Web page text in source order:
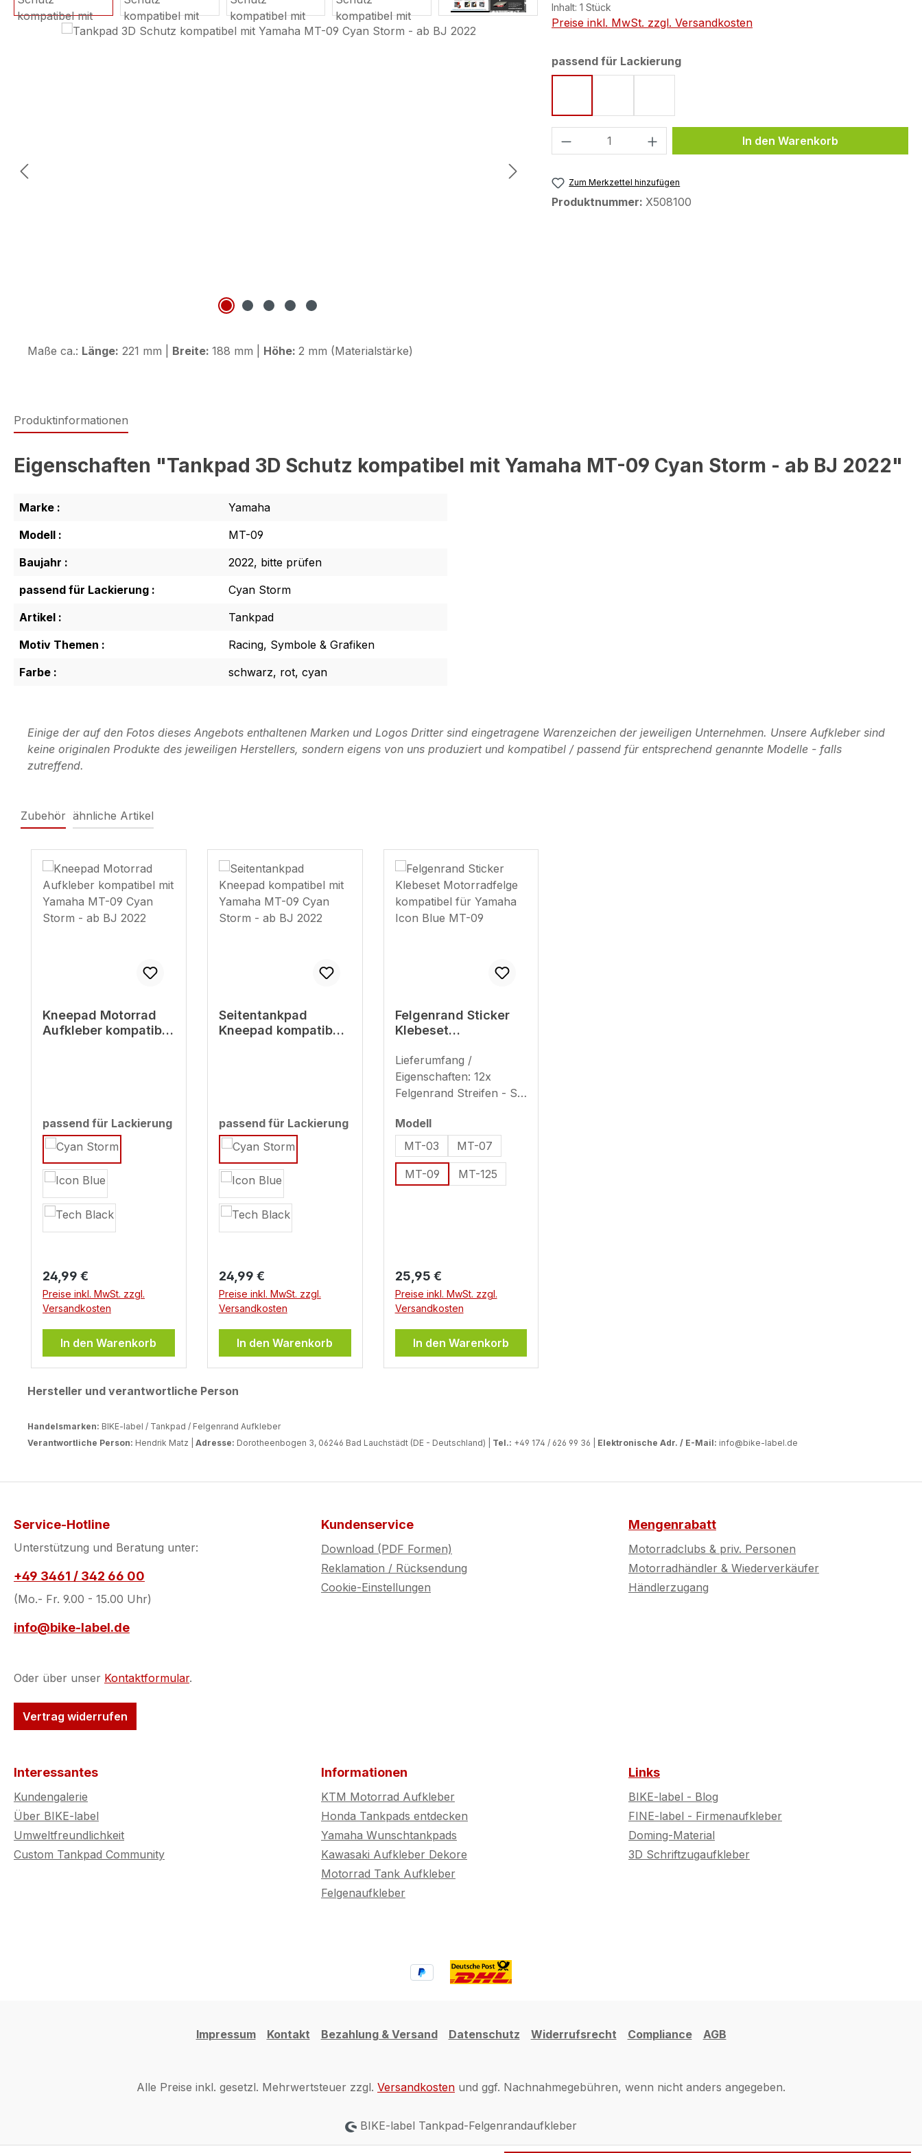
Inhalt: 1 Stück
Preise inkl. MwSt. zzgl. Versandkosten
passend für Lackierungauswählen
Produkt Anzahl: Gib den gewünschten Wert
In den Warenkorb
Zum Merkzettel hinzufügen
Produktnummer: X508100
Maße ca.: Länge: 221 mm | Breite: 188 mm | Höhe: 2 mm (Materialstärke)
Produktinformationen
Eigenschaften "Tankpad 3D Schutz kompatibel mit Yamaha MT-09 Cyan Storm - ab BJ 2022"
Marke :
Yamaha
Modell :
MT-09
Baujahr :
2022, bitte prüfen
passend für Lackierung :
Cyan Storm
Artikel :
Tankpad
Motiv Themen :
Racing, Symbole & Grafiken
Farbe :
schwarz, rot, cyan
Einige der auf den Fotos dieses Angebots enthaltenen Marken und Logos Dritter sind eingetragene Warenzeichen der jeweiligen Unternehmen. Unsere Aufkleber sind
keine originalen Produkte des jeweiligen Herstellers, sondern eigens von uns produziert und kompatibel / passend für entsprechend genannte Modelle - falls
zutreffend.
Zubehör ähnliche Artikel
Kneepad Motorrad
Aufkleber kompatibel
passend für Lackierung
auswählen
Regulärer Preis:
24,99 €
Preise inkl. MwSt. zzgl.
Versandkosten
In den Warenkorb
Seitentankpad
Kneepad kompatibel
passend für Lackierung
auswählen
Regulärer Preis:
24,99 €
Preise inkl. MwSt. zzgl.
Versandkosten
In den Warenkorb
Felgenrand Sticker
Klebeset
kompatibel für
Yamaha Icon Blue
MT-09
Lieferumfang /
Eigenschaften: 12x
Felgenrand Streifen - Set
Motorradfelgen (plus 8x
Ersatzstreifen) geeignet
für 17 Zoll (Streifenbreite
- ca. 9 mm + 7 mm)
Modellauswählen
MT-03
MT-07
MT-09 MT-125
Regulärer Preis:
25,95 €
Preise inkl. MwSt. zzgl.
Versandkosten
In den Warenkorb
Hersteller und verantwortliche Person
Handelsmarken: BIKE-label / Tankpad / Felgenrand Aufkleber
Verantwortliche Person: Hendrik Matz | Adresse: Dorotheenbogen 3, 06246 Bad Lauchstädt (DE - Deutschland) | Tel.: +49 174 / 626 99 36 | Elektronische Adr. / E-Mail: info@bike-label.de
Service-Hotline
Unterstützung und Beratung unter:
+49 3461 / 342 66 00
(Mo.- Fr. 9.00 - 15.00 Uhr)
info@bike-label.de
Oder über unser Kontaktformular.
Vertrag widerrufen
Kundenservice
Download (PDF Formen)
Reklamation / Rücksendung
Cookie-Einstellungen
Mengenrabatt
Motorradclubs & priv. Personen
Motorradhändler & Wiederverkäufer
Händlerzugang
Interessantes
Kundengalerie
Über BIKE-label
Umweltfreundlichkeit
Custom Tankpad Community
Informationen
KTM Motorrad Aufkleber
Honda Tankpads entdecken
Yamaha Wunschtankpads
Kawasaki Aufkleber Dekore
Motorrad Tank Aufkleber
Felgenaufkleber
Links
BIKE-label - Blog
FINE-label - Firmenaufkleber
Doming-Material
3D Schriftzugaufkleber
Impressum Kontakt Bezahlung & Versand Datenschutz Widerrufsrecht Compliance AGB
Alle Preise inkl. gesetzl. Mehrwertsteuer zzgl. Versandkosten und ggf. Nachnahmegebühren, wenn nicht anders angegeben.
BIKE-label Tankpad-Felgenrandaufkleber